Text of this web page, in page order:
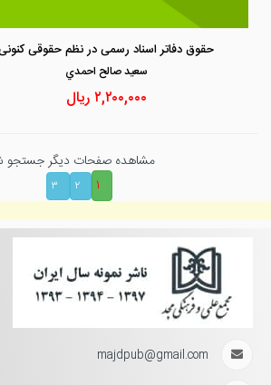
حقوق دفاتر اسناد رسمی در نظم حقوقی
سعيد صالح احمدي
۲,۲۰۰,۰۰۰ریال
مشاهده صفحات دیگر جستجو
۱
۲ ۳
majdpub@gmail.com